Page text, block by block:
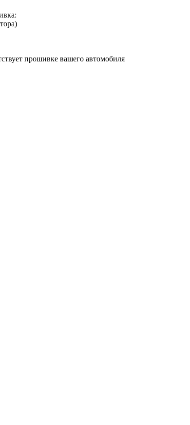
прошивке вашего автомобиля